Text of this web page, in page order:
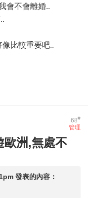
會不會離婚..
比較重要吧..
68#
管理
歐洲,無處不
發表的內容：